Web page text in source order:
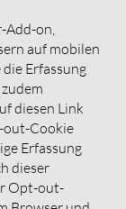
Add-on,
auf mobilen
Erfassung
diesen Link
out-Cookie
Erfassung
dieser
Opt-out-